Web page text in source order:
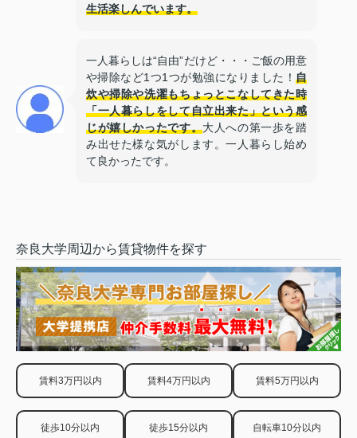
生活楽しんでいます。
一人暮らしは“自由”だけど・・・ご飯の用意
や掃除など1つ1つが勉強になりました！ 自
炊や掃除や洗濯もちょっとこなしてきた時
「一人暮らしをして自立出来た」という感
じが嬉しかったです。大人への第一歩を踏
み出せた様な気がします。一人暮らし始め
て良かったです。
奈良大学周辺から賃貸物件を探す
賃料3万円以内 賃料4万円以内 賃料5万円以内
徒歩10分以内 徒歩15分以内 自転車10分以内